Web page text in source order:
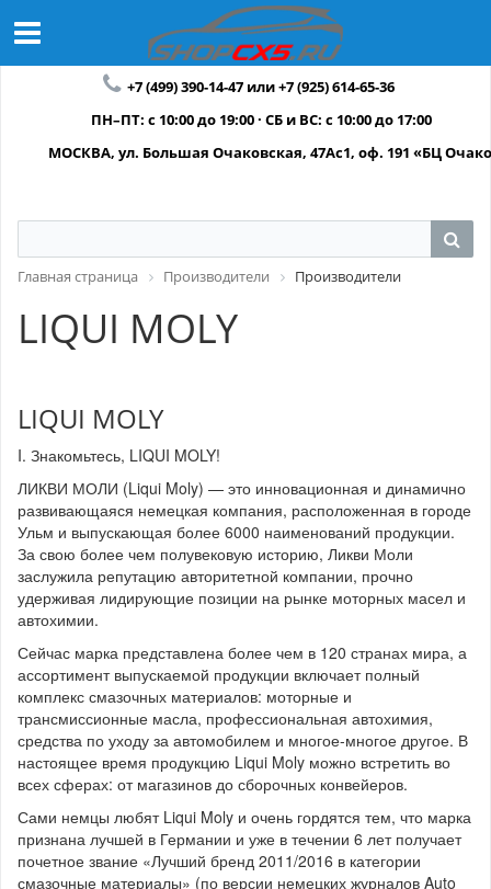
+7 (499) 390-14-47 или +7 (925) 614-65-36
ПН–ПТ: с 10:00 до 19:00 · СБ и ВС: с 10:00 до 17:00
МОСКВА, ул. Большая Очаковская, 47Ас1, оф. 191 «БЦ
Главная страница Производители Производители
LIQUI MOLY
LIQUI MOLY
I. Знакомьтесь, LIQUI MOLY!
ЛИКВИ МОЛИ (Liqui Moly) — это инновационная и динамично
развивающаяся немецкая компания, расположенная в городе
Ульм и выпускающая более 6000 наименований продукции.
За свою более чем полувековую историю, Ликви Моли
заслужила репутацию авторитетной компании, прочно
удерживая лидирующие позиции на рынке моторных масел и
автохимии.
Сейчас марка представлена более чем в 120 странах мира, а
ассортимент выпускаемой продукции включает полный
комплекс смазочных материалов: моторные и
трансмиссионные масла, профессиональная автохимия,
средства по уходу за автомобилем и многое-многое другое. В
настоящее время продукцию Liqui Moly можно встретить во
всех сферах: от магазинов до сборочных конвейеров.
Сами немцы любят Liqui Moly и очень гордятся тем, что марка
признана лучшей в Германии и уже в течении 6 лет получает
почетное звание «Лучший бренд 2011/2016 в категории
смазочные материалы» (по версии немецких журналов Auto